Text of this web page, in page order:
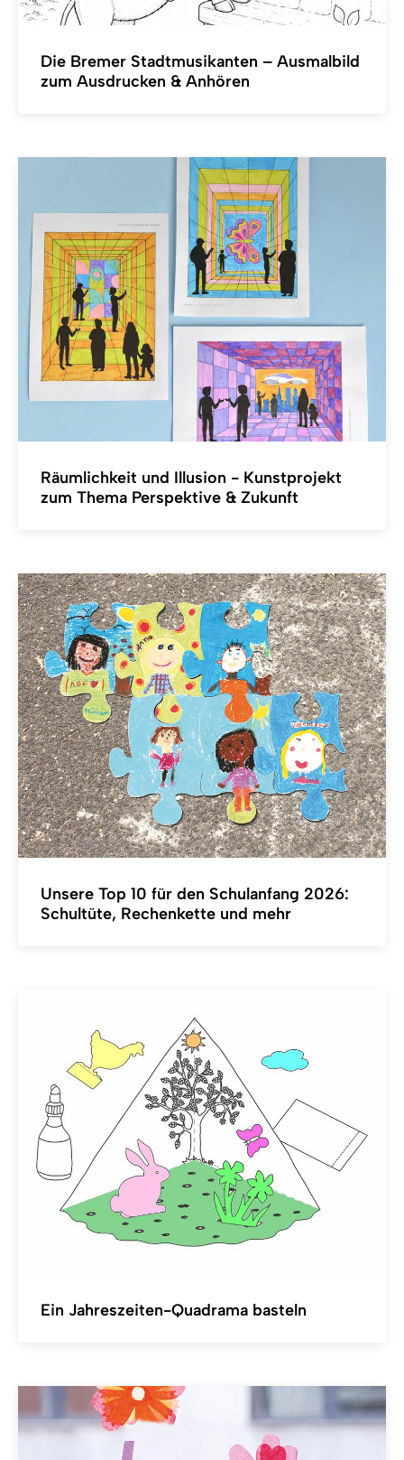
Die Bremer Stadtmusikanten – Ausmalbild
zum Ausdrucken & Anhören
Räumlichkeit und Illusion - Kunstprojekt
zum Thema Perspektive & Zukunft
Unsere Top 10 für den Schulanfang 2026:
Schultüte, Rechenkette und mehr
Ein Jahreszeiten-Quadrama basteln